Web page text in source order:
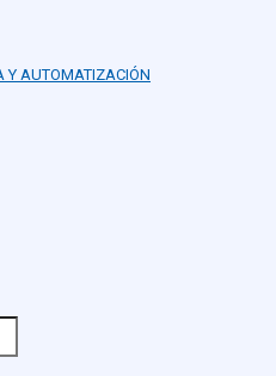
Y AUTOMATIZACIÓN